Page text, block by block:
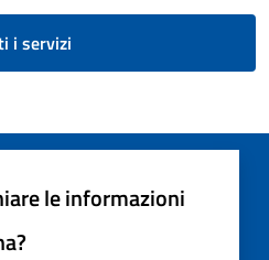
i servizi
le informazioni